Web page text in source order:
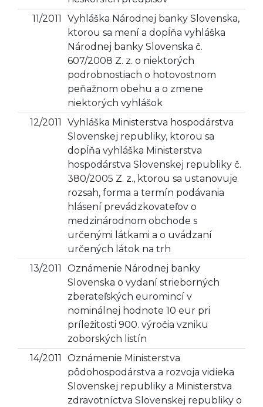
11/2011
Vyhláška Národnej banky Slovenska,
ktorou sa mení a dopĺňa vyhláška
Národnej banky Slovenska č.
607/2008 Z. z. o niektorých
podrobnostiach o hotovostnom
peňažnom obehu a o zmene
niektorých vyhlášok
12/2011
Vyhláška Ministerstva hospodárstva
Slovenskej republiky, ktorou sa
dopĺňa vyhláška Ministerstva
hospodárstva Slovenskej republiky č.
380/2005 Z. z., ktorou sa ustanovuje
rozsah, forma a termín podávania
hlásení prevádzkovateľov o
medzinárodnom obchode s
určenými látkami a o uvádzaní
určených látok na trh
13/2011
Oznámenie Národnej banky
Slovenska o vydaní strieborných
zberateľských euromincí v
nominálnej hodnote 10 eur pri
príležitosti 900. výročia vzniku
zoborských listín
14/2011
Oznámenie Ministerstva
pôdohospodárstva a rozvoja vidieka
Slovenskej republiky a Ministerstva
zdravotníctva Slovenskej republiky o